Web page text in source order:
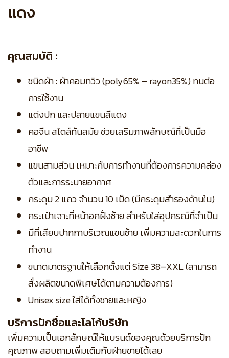
แดง
คุณสมบัติ :
ชนิดผ้า : ผ้าคอมทวิว (poly65% – rayon35%) ทนต่อ
การใช้งาน
แต่งปก และปลายแขนสีแดง
คอจีน สไตล์ทันสมัย ช่วยเสริมภาพลักษณ์ที่เป็นมือ
อาชีพ
แขนสามส่วน เหมาะกับการทำงานที่ต้องการความคล่อง
ตัวและการระบายอากาศ
กระดุม 2 แถว จำนวน 10 เม็ด (มีกระดุมสำรองด้านใน)
กระเป๋าเจาะที่หน้าอกฝั่งซ้าย สำหรับใส่อุปกรณ์ที่จำเป็น
มีที่เสียบปากกาบริเวณแขนซ้าย เพิ่มความสะดวกในการ
ทำงาน
ขนาดมาตรฐานให้เลือกตั้งแต่ Size 38–XXL (สามารถ
สั่งผลิตขนาดพิเศษได้ตามความต้องการ)
Unisex size ใส่ได้ทั้งชายและหญิง
บริการปักชื่อและโลโก้บริษัท
เพิ่มความเป็นเอกลักษณ์ให้แบรนด์ของคุณด้วยบริการปัก
คุณภาพ สอบถามเพิ่มเติมกับฝ่ายขายได้เลย